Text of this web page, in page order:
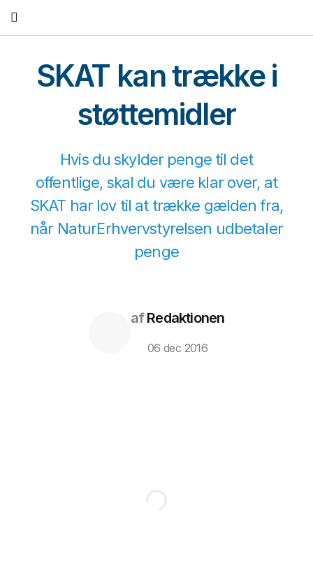
SKAT kan trække i
støttemidler
Hvis du skylder penge til det
offentlige, skal du være klar over, at
SKAT har lov til at trække gælden fra,
når NaturErhvervstyrelsen udbetaler
penge
afRedaktionen
06 dec 2016